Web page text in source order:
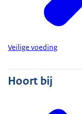
Veilige voeding
Hoort bij